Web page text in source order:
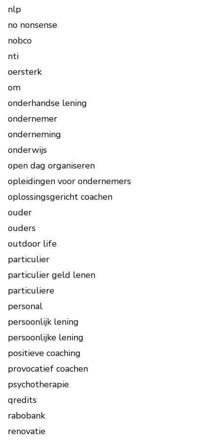
nlp
no nonsense
nobco
nti
oersterk
om
onderhandse lening
ondernemer
onderneming
onderwijs
open dag organiseren
opleidingen voor ondernemers
oplossingsgericht coachen
ouder
ouders
outdoor life
particulier
particulier geld lenen
particuliere
personal
persoonlijk lening
persoonlijke lening
positieve coaching
provocatief coachen
psychotherapie
qredits
rabobank
renovatie